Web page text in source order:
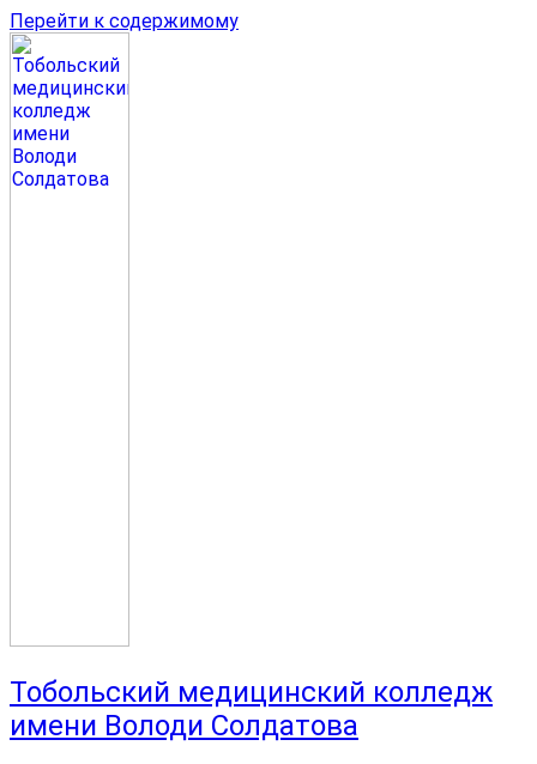
Перейти к содержимому
Тобольский медицинский колледж
имени Володи Солдатова